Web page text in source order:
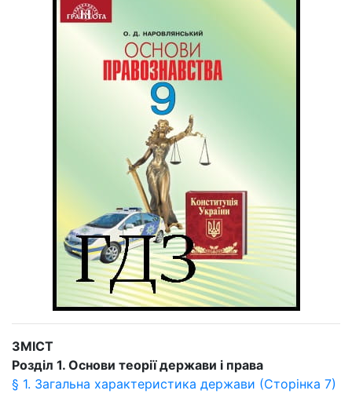
ЗМІСТ
Розділ 1. Основи теорії держави і права
§ 1. Загальна характеристика держави (Сторінка 7)